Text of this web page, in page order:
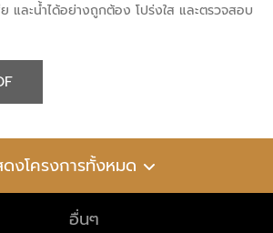
และน้ำได้อย่างถูกต้อง โปร่งใส และตรวจสอบ
งโครงการทั้งหมด
อื่นๆ